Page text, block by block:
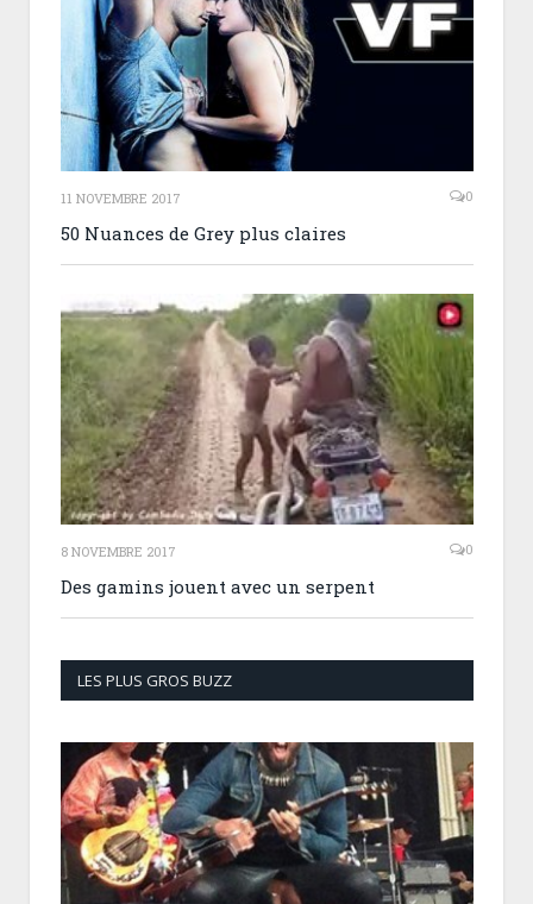
11 NOVEMBRE 2017 0
50 Nuances de Grey plus claires
8 NOVEMBRE 2017 0
Des gamins jouent avec un serpent
LES PLUS GROS BUZZ